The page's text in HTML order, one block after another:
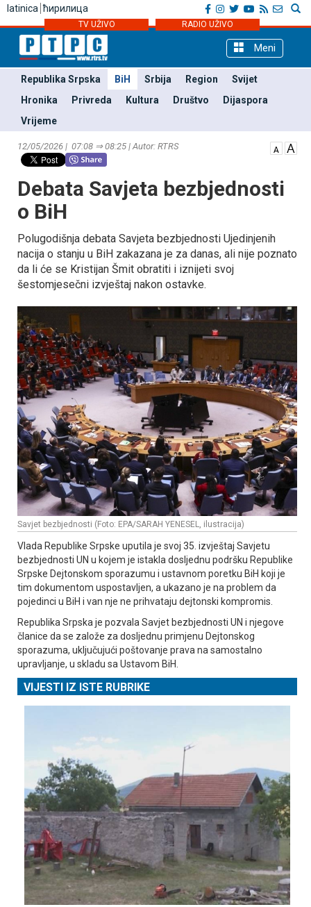
latinica ћирилица
TV UŽIVO RADIO UŽIVO
Meni
Republika Srpska BiH Srbija Region
Svijet
Hronika
Privreda Kultura Društvo
Dijaspora
Vrijeme
12/05/2026 | 07:08 ⇒ 08:25 | Autor: RTRS
Debata Savjeta bezbjednosti
o BiH
Polugodišnja debata Savjeta bezbjednosti Ujedinjenih
nacija o stanju u BiH zakazana je za danas, ali nije poznato
da li će se Kristijan Šmit obratiti i iznijeti svoj
šestomjesečni izvještaj nakon ostavke.
Savjet bezbjednosti (Foto: EPA/SARAH YENESEL, ilustracija)
Vlada Republike Srpske uputila je svoj 35. izvještaj Savjetu
bezbjednosti UN u kojem je istakla dosljednu podršku Republike
Srpske Dejtonskom sporazumu i ustavnom poretku BiH koji je
tim dokumentom uspostavljen, a ukazano je na problem da
pojedinci u BiH i van nje ne prihvataju dejtonski kompromis.
Republika Srpska je pozvala Savjet bezbjednosti UN i njegove
članice da se založe za dosljednu primjenu Dejtonskog
sporazuma, uključujući poštovanje prava na samostalno
upravljanje, u skladu sa Ustavom BiH.
VIJESTI IZ ISTE RUBRIKE